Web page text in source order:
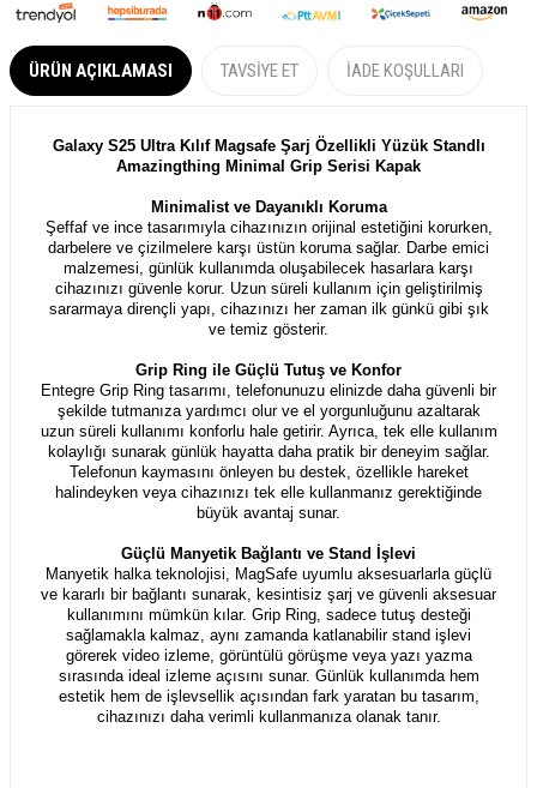
ÜRÜN AÇIKLAMASI TAVSIYE ET İADE KOŞULLARI
Galaxy S25 Ultra Kılıf Magsafe Şarj Özellikli Yüzük Standlı
Amazingthing Minimal Grip Serisi Kapak
Minimalist ve Dayanıklı Koruma
Şeffaf ve ince tasarımıyla cihazınızın orijinal estetiğini korurken,
darbelere ve çizilmelere karşı üstün koruma sağlar. Darbe emici
malzemesi, günlük kullanımda oluşabilecek hasarlara karşı
cihazınızı güvenle korur. Uzun süreli kullanım için geliştirilmiş
sararmaya dirençli yapı, cihazınızı her zaman ilk günkü gibi şık
ve temiz gösterir.
Grip Ring ile Güçlü Tutuş ve Konfor
Entegre Grip Ring tasarımı, telefonunuzu elinizde daha güvenli bir
şekilde tutmanıza yardımcı olur ve el yorgunluğunu azaltarak
uzun süreli kullanımı konforlu hale getirir. Ayrıca, tek elle kullanım
kolaylığı sunarak günlük hayatta daha pratik bir deneyim sağlar.
Telefonun kaymasını önleyen bu destek, özellikle hareket
halindeyken veya cihazınızı tek elle kullanmanız gerektiğinde
büyük avantaj sunar.
Güçlü Manyetik Bağlantı ve Stand İşlevi
Manyetik halka teknolojisi, MagSafe uyumlu aksesuarlarla güçlü
ve kararlı bir bağlantı sunarak, kesintisiz şarj ve güvenli aksesuar
kullanımını mümkün kılar. Grip Ring, sadece tutuş desteği
sağlamakla kalmaz, aynı zamanda katlanabilir stand işlevi
görerek video izleme, görüntülü görüşme veya yazı yazma
sırasında ideal izleme açısını sunar. Günlük kullanımda hem
estetik hem de işlevsellik açısından fark yaratan bu tasarım,
cihazınızı daha verimli kullanmanıza olanak tanır.